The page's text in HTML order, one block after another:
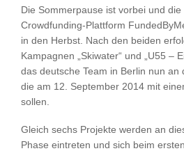
Die Sommerpause ist vorbei und
Crowdfunding-Plattform
in den Herbst. Nach den beiden
Kampagnen „Skiwater“ und „U55 –
das deutsche Team in Berlin nun an
die am 12. September 2014 mit
sollen.
Gleich sechs Projekte werden an
Phase eintreten und sich beim